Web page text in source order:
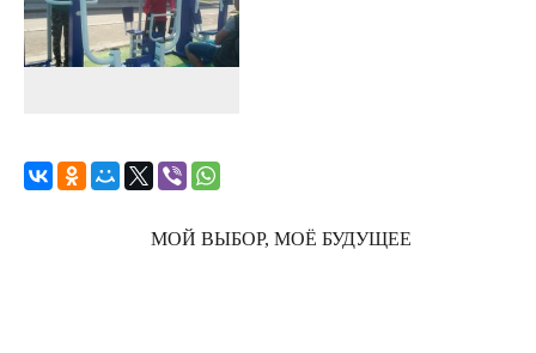
МОЙ ВЫБОР, МОЁ БУДУЩЕЕ